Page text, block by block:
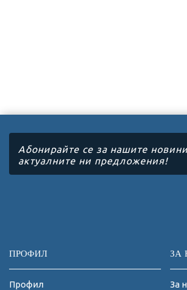
Абонирайте се за нашите
актуалните ни предложения!
ПРОФИЛ
Профил
ЗА
За